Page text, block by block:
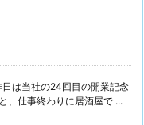
日は当社の24回目の開業記念
、仕事終わりに居酒屋で ...